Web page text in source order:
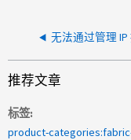
推荐文章
标签